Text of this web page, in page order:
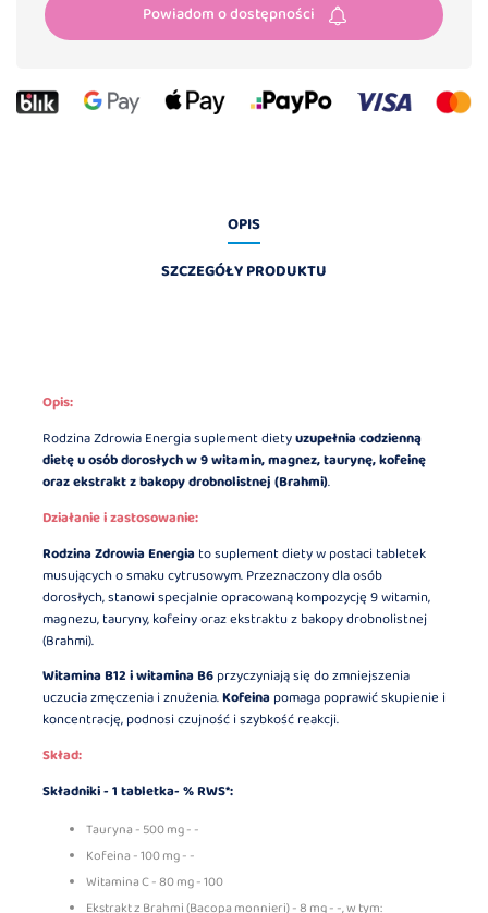
Powiadom o dostępności
OPIS
SZCZEGÓŁY PRODUKTU
Opis:
Rodzina Zdrowia Energia suplement dietyuzupełnia codzienną
dietę u osób dorosłych w 9 witamin, magnez, taurynę, kofeinę
oraz ekstrakt z bakopy drobnolistnej (Brahmi).
Działanie i zastosowanie:
Rodzina Zdrowia Energiato suplement diety w postaci tabletek
musujących o smaku cytrusowym. Przeznaczony dla osób
dorosłych, stanowi specjalnie opracowaną kompozycję 9 witamin,
magnezu, tauryny, kofeiny oraz ekstraktu z bakopy drobnolistnej
(Brahmi).
Witamina B12 i witamina B6przyczyniają się do zmniejszenia
uczucia zmęczenia i znużenia.Kofeinapomaga poprawić skupienie i
koncentrację, podnosi czujność i szybkość reakcji.
Skład:
Składniki - 1 tabletka- % RWS*:
Tauryna - 500 mg - -
Kofeina - 100 mg - -
Witamina C - 80 mg - 100
Ekstrakt z Brahmi (Bacopa monnieri) - 8 mg - -, w tym: